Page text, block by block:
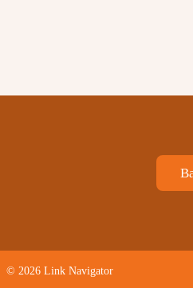
© 2026 Link Navigator